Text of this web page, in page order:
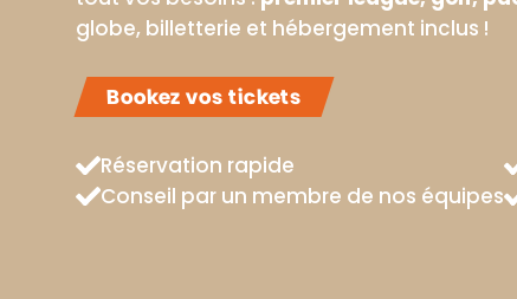
globe, billetterie et hébergement inclus !
Bookez vos tickets
Réservation rapide
Conseil par un membre de nos équipes